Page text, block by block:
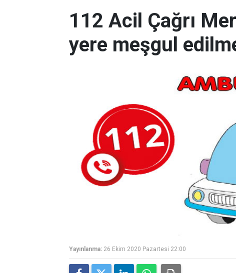
112 Acil Çağrı
yere meşgul
Yayınlanma: 26 Ekim 2020 Pazartesi 22:00